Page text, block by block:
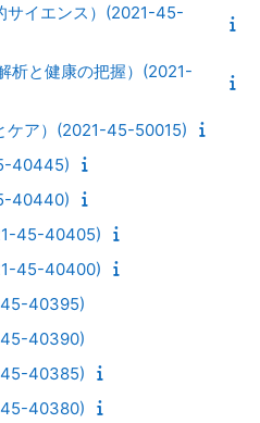
サイエンス）(2021-45-
析と健康の把握）(2021-
ケア）(2021-45-50015)
40445)
40440)
45-40405)
45-40400)
45-40395)
45-40390)
45-40385)
45-40380)